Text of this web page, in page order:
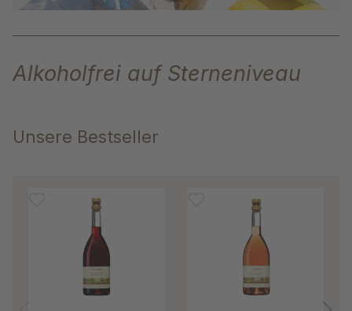
Alkoholfrei auf Sterneniveau
Unsere Bestseller
Produktgalerie überspringen